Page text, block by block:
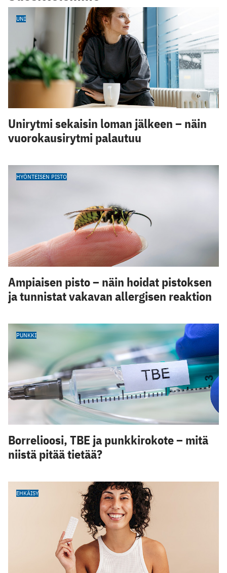
UNI
Unirytmi sekaisin loman jälkeen – näin
vuorokausirytmi palautuu
HYÖNTEISEN PISTO
Ampiaisen pisto – näin hoidat pistoksen
ja tunnistat vakavan allergisen reaktion
PUNKKI
Borrelioosi, TBE ja punkkirokote – mitä
niistä pitää tietää?
EHKÄISY